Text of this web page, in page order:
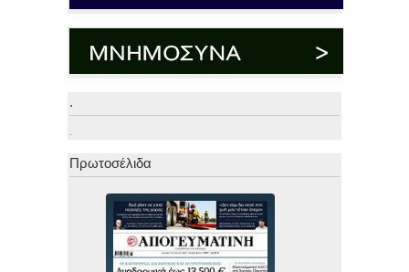
.
.
Πρωτοσέλιδα